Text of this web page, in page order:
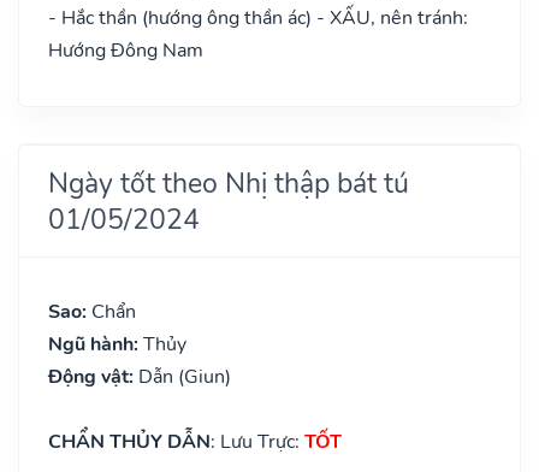
- Hắc thần (hướng ông thần ác) - XẤU, nên tránh:
Hướng Đông Nam
Ngày tốt theo Nhị thập bát tú
01/05/2024
Sao: Chẩn
Ngũ hành: Thủy
Động vật: Dẫn (Giun)
CHẨN THỦY DẪN: Lưu Trực: TỐT